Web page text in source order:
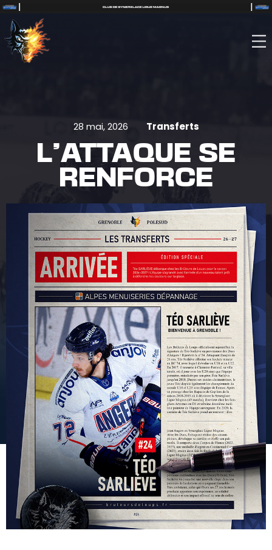
28 mai, 2026 Transferts
L’ATTAQUE SE
RENFORCE